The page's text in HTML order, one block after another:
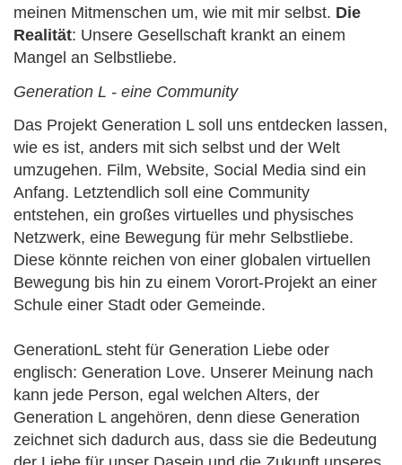
meinen Mitmenschen um, wie mit mir selbst. Die
Realität: Unsere Gesellschaft krankt an einem
Mangel an Selbstliebe.
Generation L - eine Community
Das Projekt Generation L soll uns entdecken lassen,
wie es ist, anders mit sich selbst und der Welt
umzugehen. Film, Website, Social Media sind ein
Anfang. Letztendlich soll eine Community
entstehen, ein großes virtuelles und physisches
Netzwerk, eine Bewegung für mehr Selbstliebe.
Diese könnte reichen von einer globalen virtuellen
Bewegung bis hin zu einem Vorort-Projekt an einer
Schule einer Stadt oder Gemeinde.
GenerationL steht für Generation Liebe oder
englisch: Generation Love. Unserer Meinung nach
kann jede Person, egal welchen Alters, der
Generation L angehören, denn diese Generation
zeichnet sich dadurch aus, dass sie die Bedeutung